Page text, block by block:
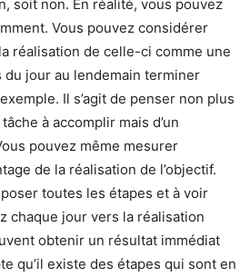
soit non. En réalité, vous pouvez
Vous pouvez considérer
réalisation de celle-ci comme une
du jour au lendemain terminer
Il s’agit de penser non plus
à accomplir mais d’un
pouvez même mesurer
de la réalisation de l’objectif.
toutes les étapes et à voir
chaque jour vers la réalisation
obtenir un résultat immédiat
qu’il existe des étapes qui sont en